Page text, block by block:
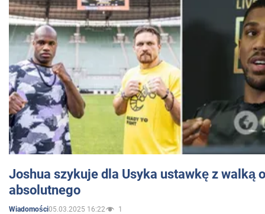
Joshua szykuje dla Usyka ustawkę z walką
absolutnego
Wiadomości05.03.2025 16:22 1